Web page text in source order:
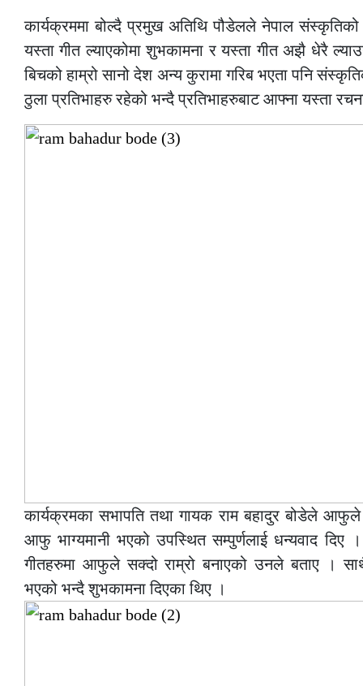
कार्यक्रममा बोल्दै प्रमुख अतिथि पौडेलले नेपाल
यस्ता गीत ल्याएकोमा शुभकामना र यस्ता गीत अझै धेरै
बिचको हाम्रो सानो देश अन्य कुरामा गरिब भएता पनि
ठुला प्रतिभाहरु रहेको भन्दै प्रतिभाहरुबाट आफ्ना यस्ता
कार्यक्रमका सभापति तथा गायक राम बहादुर बोडेले आफुले
आफु भाग्यमानी भएको उपस्थित सम्पुर्णलाई धन्यवाद दिए
गीतहरुमा आफुले सक्दो राम्रो बनाएको उनले बताए ।
भएको भन्दै शुभकामना दिएका थिए ।